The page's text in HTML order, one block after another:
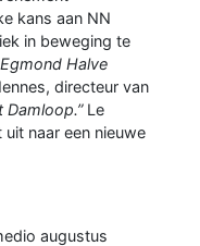
kans aan NN
in beweging te
Halve
directeur van
Le
naar een nieuwe
augustus